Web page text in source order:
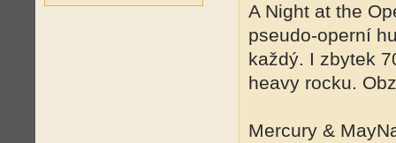
A Night at the
pseudo-operní
každý. I zbytek
heavy rocku.
Mercury &